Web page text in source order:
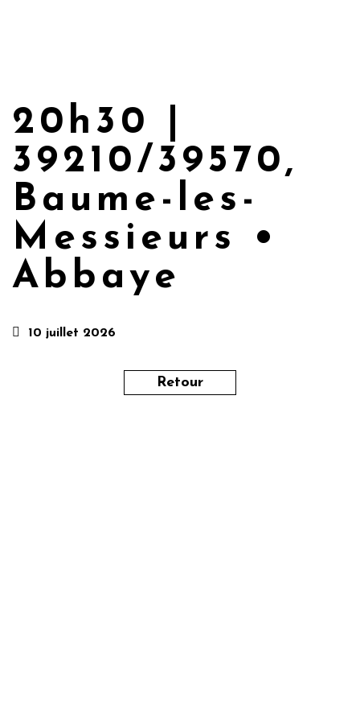
20h30 |
39210/39570,
Baume-les-
Messieurs •
Abbaye
10 juillet 2026
Retour